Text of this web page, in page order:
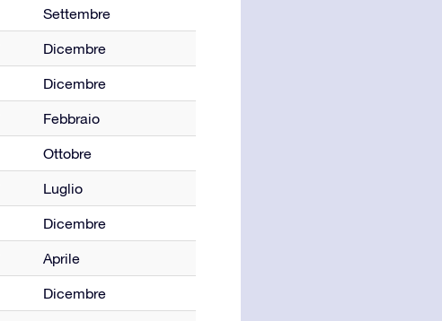
Settembre
Dicembre
Dicembre
Febbraio
Ottobre
Luglio
Dicembre
Aprile
Dicembre